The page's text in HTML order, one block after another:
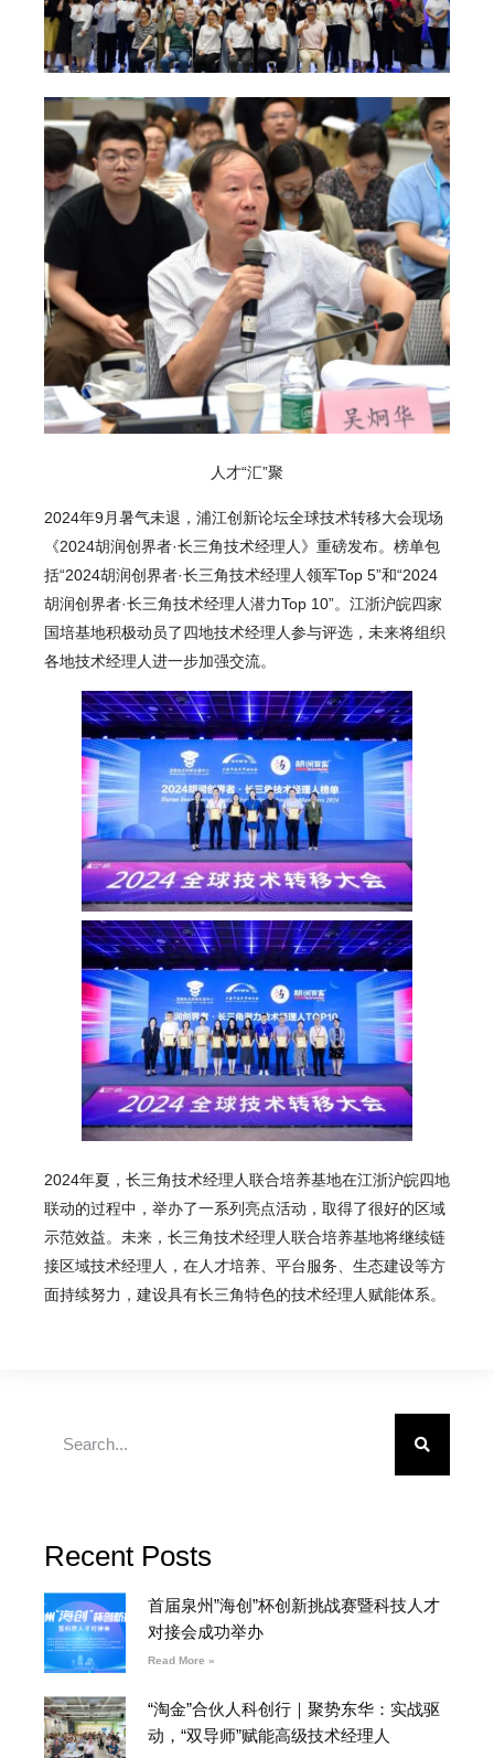
人才“汇”聚
2024年9月暑气未退，浦江创新论坛全球技术转移大会现场
《2024胡润创界者·长三角技术经理人》重磅发布。榜单包
括“2024胡润创界者·长三角技术经理人领军Top 5”和“2024
胡润创界者·长三角技术经理人潜力Top 10”。江浙沪皖四家
国培基地积极动员了四地技术经理人参与评选，未来将组织
各地技术经理人进一步加强交流。
2024年夏，长三角技术经理人联合培养基地在江浙沪皖四地
联动的过程中，举办了一系列亮点活动，取得了很好的区域
示范效益。未来，长三角技术经理人联合培养基地将继续链
接区域技术经理人，在人才培养、平台服务、生态建设等方
面持续努力，建设具有长三角特色的技术经理人赋能体系。
Recent Posts
首届泉州”海创”杯创新挑战赛暨科技人才
对接会成功举办
Read More »
“淘金”合伙人科创行｜聚势东华：实战驱
动，“双导师”赋能高级技术经理人